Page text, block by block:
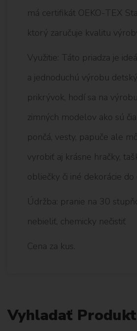
má certifikát OEKO-TEX
ktorý zaručuje kvalitu
Využitie: Táto priadza je
a jednoduchú výrobu
prikrývok, hodí sa na
zimných modelov ako sú
pončá, vesty, papuče ale
vyrobiť aj krásne hračky,
obliečky či iné dekorácie do
Údržba: pranie na 30
nebieliť, chemicky nečistiť
Cena za kus.
Vyhladať Produkt